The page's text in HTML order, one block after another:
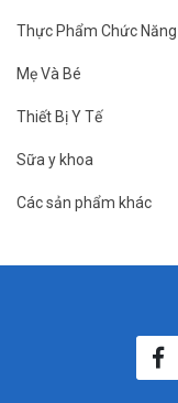
Thực Phẩm Chức Năng
Mẹ Và Bé
Thiết Bị Y Tế
Sữa y khoa
Các sản phẩm khác